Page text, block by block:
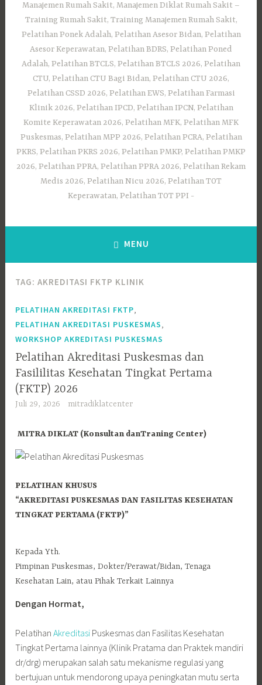
Manajemen Rumah Sakit, Manajemen Diklat Rumah Sakit –
Training Rumah Sakit, Training Manajemen Rumah Sakit,
Pelatihan Ponek Adalah, Pelatihan Asesor Bidan, Pelatihan
Asesor Keperawatan, Pelatihan BDRS, Pelatihan Poned
Adalah, Pelatihan BTCLS, Pelatihan BTCLS 2026, Pelatihan
CTU, Pelatihan CTU Bagi Bidan, Pelatihan CTU 2026,
Pelatihan CSSD 2026, Pelatihan EWS, Pelatihan Farmasi
Klinik 2026, Pelatihan IPCD, Pelatihan IPCN, Pelatihan
Komite Keperawatan 2026, Pelatihan MFK, Pelatihan MFK
Puskesmas, Pelatihan MPP 2026, Pelatihan PCRA, Pelatihan
PKRS, Pelatihan PKRS 2026, Pelatihan PMKP, Pelatihan PMKP
2026, Pelatihan PPRA, Pelatihan PPRA 2026, Pelatihan Rekam
Medis 2026, Pelatihan Nicu 2026, Pelatihan TOT
Keperawatan, Pelatihan TOT PPI
MENU
TAG:AKREDITASI FKTP KLINIK
PELATIHAN AKREDITASI FKTP
PELATIHAN AKREDITASI PUSKESMAS
WORKSHOP AKREDITASI PUSKESMAS
Pelatihan Akreditasi Puskesmas dan
Fasililitas Kesehatan Tingkat Pertama
(FKTP) 2026
Juli 29, 2026 mitradiklatcenter
MITRA DIKLAT (Konsultan danTraning Center)
PELATIHAN KHUSUS
“AKREDITASI PUSKESMAS DAN FASILITAS KESEHATAN
TINGKAT PERTAMA (FKTP)”
Kepada Yth.
Pimpinan Puskesmas, Dokter/Perawat/Bidan, Tenaga
Kesehatan Lain, atau Pihak Terkait Lainnya
Dengan Hormat,
PelatihanAkreditasi Puskesmas dan Fasilitas Kesehatan
Tingkat Pertama lainnya (Klinik Pratama dan Praktek mandiri
dr/drg) merupakan salah satu mekanisme regulasi yang
bertujuan untuk mendorong upaya peningkatan mutu serta